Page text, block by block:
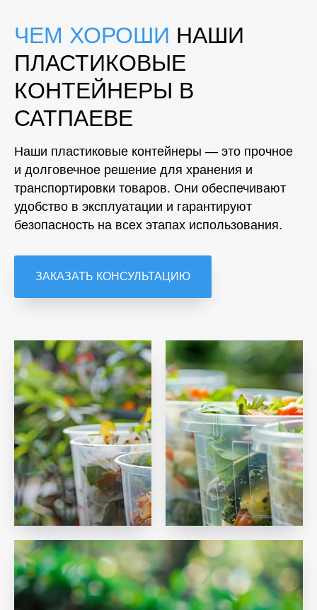
ЧЕМ ХОРОШИ НАШИ
ПЛАСТИКОВЫЕ
КОНТЕЙНЕРЫ В
САТПАЕВЕ
Наши пластиковые контейнеры — это прочное
и долговечное решение для хранения и
транспортировки товаров. Они обеспечивают
удобство в эксплуатации и гарантируют
безопасность на всех этапах использования.
ЗАКАЗАТЬ КОНСУЛЬТАЦИЮ